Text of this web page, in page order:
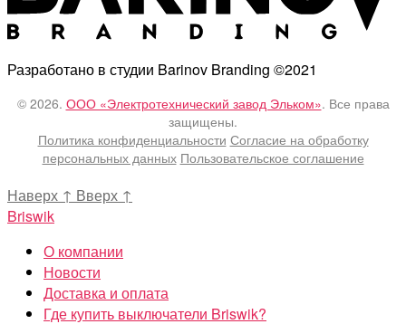
Разработано в студии Barinov Branding ©2021
© 2026. ООО «Электротехнический завод Эльком». Все права
защищены.
Политика конфиденциальности Согласие на обработку
персональных данных Пользовательское соглашение
Наверх ↑ Вверх ↑
Briswik
О компании
Новости
Доставка и оплата
Где купить выключатели Briswik?